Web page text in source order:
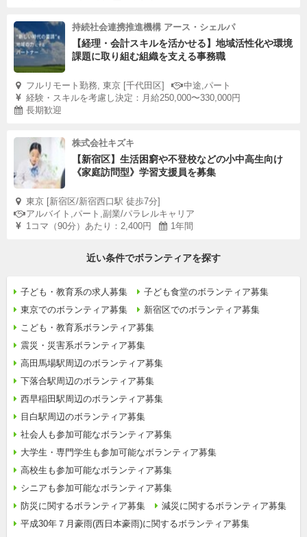
持続社会連携推進機構 アース・シェルパ
【経理・会計スキルを活かせる】地域活性化や環境
課題に取り組む組織を支える事務職
フルリモート勤務, 東京 [千代田区]
中途,パート
経験・スキルを考慮し決定：月給250,000〜330,000円
長期歓迎
株式会社キズキ
【新宿区】生活困窮や不登校などの小中高生向け
《家庭訪問型》学習支援員を募集
東京 [新宿区/新宿西口駅 徒歩7分]
アルバイト,パート,副業/パラレルキャリア
1コマ（90分）あたり：2,400円
1年間
近い条件でボランティアを探す
子ども・教育系の求人募集
子ども食堂のボランティア募集
東京でのボランティア募集
新宿区でのボランティア募集
こども・教育系ボランティア募集
震災・災害系ボランティア募集
高田馬場駅周辺のボランティア募集
下落合駅周辺のボランティア募集
西早稲田駅周辺のボランティア募集
目白駅周辺のボランティア募集
社会人も参加可能なボランティア募集
大学生・専門学生も参加可能なボランティア募集
高校生も参加可能なボランティア募集
シニアも参加可能なボランティア募集
防災に関するボランティア募集
減災に関するボランティア募集
平成30年７月豪雨(西日本豪雨)に関するボランティア募集